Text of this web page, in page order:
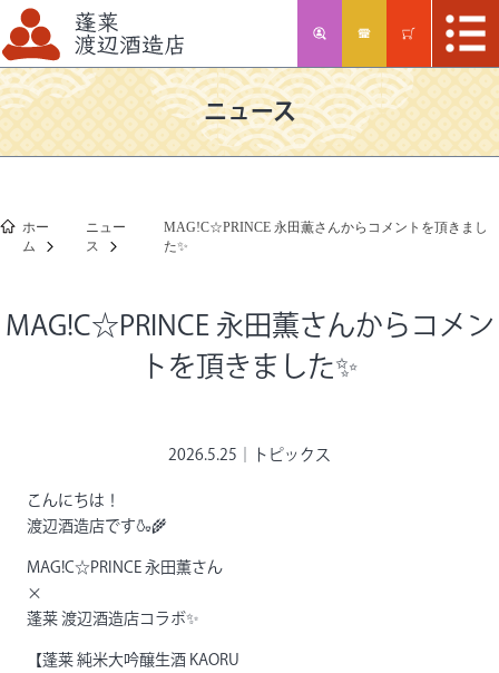
ニュース
ホー
ム
ニュー
ス
MAG!C☆PRINCE 永田薫さんからコメントを頂きまし
た✨
MAG!C☆PRINCE 永田薫さんからコメン
トを頂きました✨
2026.5.25｜ トピックス
こんにちは！
渡辺酒造店です🍶🌾
MAG!C☆PRINCE 永田薫さん
×
蓬莱 渡辺酒造店コラボ✨
【蓬莱 純米大吟醸生酒 KAORU